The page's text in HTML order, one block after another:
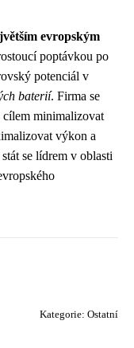
evropským
poptávkou po
potenciál v
baterií. Firma se
cílem minimalizovat
výkon a
se lídrem v oblasti
Kategorie: Ostatní